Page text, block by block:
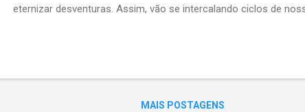
eternizar desventuras. Assim, vão se intercalando ciclos de
MAIS POSTAGENS